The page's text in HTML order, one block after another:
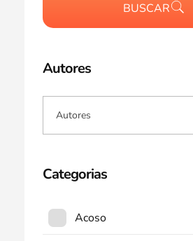
BUSCAR
Autores
Categorias
Acoso